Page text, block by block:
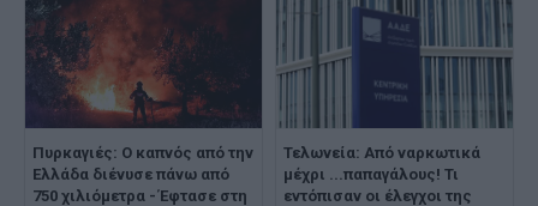
Πυρκαγιές: Ο καπνός από την
Ελλάδα διένυσε πάνω από
750 χιλιόμετρα - Έφτασε στη
Τελωνεία: Aπό ναρκωτικά
μέχρι ...παπαγάλους! Τι
εντόπισαν οι έλεγχοι της